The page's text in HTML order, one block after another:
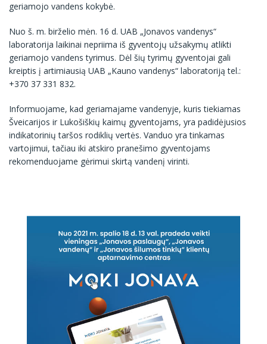
geriamojo vandens kokybė.
Nuo š. m. birželio mėn. 16 d. UAB „Jonavos vandenys“
laboratorija laikinai nepriima iš gyventojų užsakymų atlikti
geriamojo vandens tyrimus. Dėl šių tyrimų gyventojai gali
kreiptis į artimiausią UAB „Kauno vandenys“ laboratoriją tel.:
+370 37 331 832.
Informuojame, kad geriamajame vandenyje, kuris tiekiamas
Šveicarijos ir Lukošiškių kaimų gyventojams, yra padidėjusios
indikatorinių taršos rodiklių vertės. Vanduo yra tinkamas
vartojimui, tačiau iki atskiro pranešimo gyventojams
rekomenduojame gėrimui skirtą vandenį virinti.